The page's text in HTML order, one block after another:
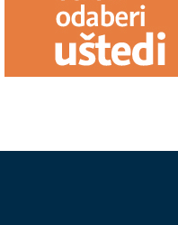
otišla da živi na